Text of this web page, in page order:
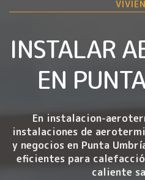
INSTALAR
EN
En instalacion-
instalaciones de
y negocios en Punta
eficientes para
caliente